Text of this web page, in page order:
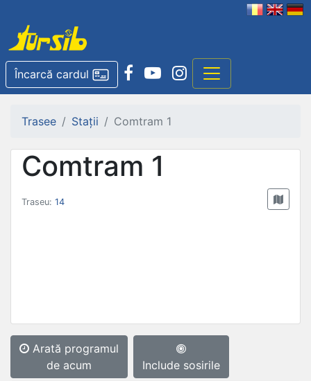
Încarcă cardul
Trasee Stații Comtram 1
Comtram 1
Traseu: 14
Arată programul
de acum
Include sosirile